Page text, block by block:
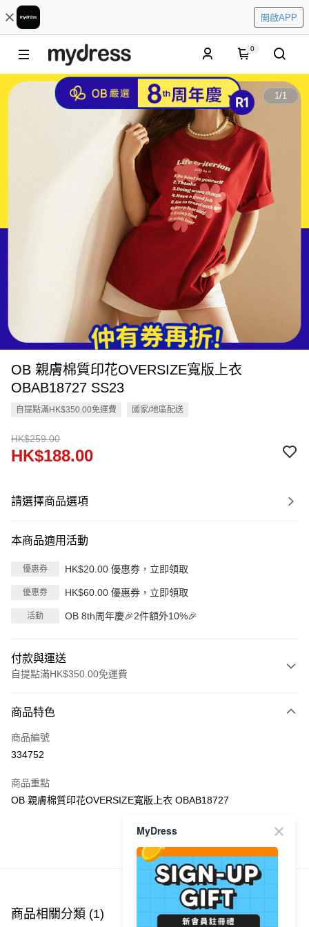
開啟APP
0
1/1
OB 親膚棉質印花OVERSIZE寬版上衣
OBAB18727 SS23
自提點滿HK$350.00免運費 國家/地區配送
HK$259.00
HK$188.00
請選擇商品選項
本商品適用活動
優惠券 HK$20.00 優惠券，立即領取
優惠券 HK$60.00 優惠券，立即領取
活動 OB 8th周年慶🎉2件額外10%🎉
付款與運送
自提點滿HK$350.00免運費
信用卡
Apple Pay
PayMe
每筆HK$40.00，滿HK$350.00或以上免運費
付款後順豐站及營業點
商品特色
商品編號
334752
商品重點
OB 親膚棉質印花OVERSIZE寬版上衣 OBAB18727
商品推薦
商品相關分類 (1)
MyDress